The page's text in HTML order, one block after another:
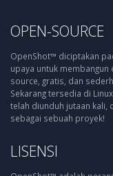
OPEN-SOURCE
OpenShot™ diciptakan
upaya untuk
source, gratis, dan
Sekarang tersedia di
telah diunduh jutaan kali,
sebagai sebuah proyek!
LISENSI